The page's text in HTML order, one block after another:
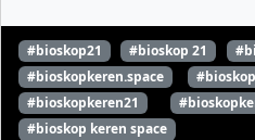
#bioskop21 #bioskop 21
#bioskopkeren.space
#bioskopkeren21
#bioskop keren space